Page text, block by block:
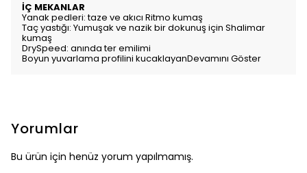
İÇ MEKANLAR
Yanak pedleri: taze ve akıcı Ritmo kumaş
Taç yastığı: Yumuşak ve nazik bir dokunuş için Shalimar
kumaş
DrySpeed: anında ter emilimi
Boyun yuvarlama profilini kucaklayanDevamını Göster
Yorumlar
Bu ürün için henüz yorum yapılmamış.